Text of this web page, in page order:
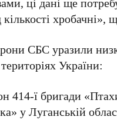
кількості
СБС уразили
України:
414-ї бригади
уЛуганській